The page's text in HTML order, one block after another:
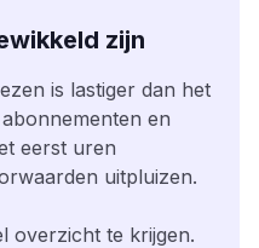
zijn
is lastiger dan het
en
eerst uren
uitpluizen.
overzicht te krijgen.